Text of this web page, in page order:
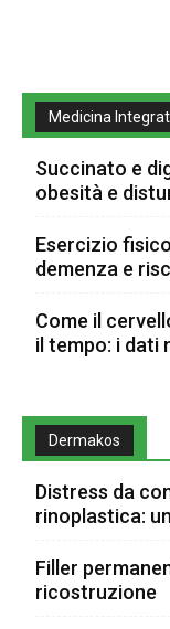
Medicina
Succinato e
obesità e
Esercizio
demenza e
Come il
il tempo: i dati
Dermakos
Distress da
rinoplastica:
Filler
ricostruzione